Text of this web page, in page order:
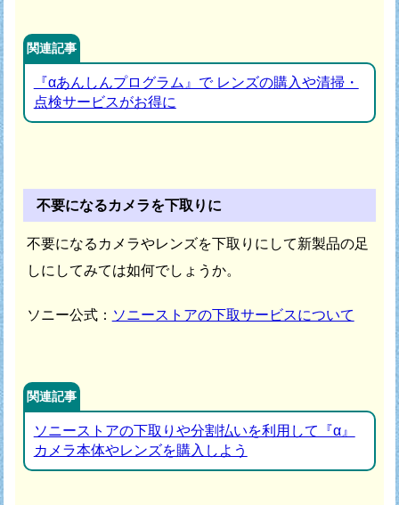
関連記事
『αあんしんプログラム』で レンズの購入や清掃・
点検サービスがお得に
不要になるカメラを下取りに
不要になるカメラやレンズを下取りにして新製品の足
しにしてみては如何でしょうか。
ソニー公式： ソニーストアの下取サービスについて
関連記事
ソニーストアの下取りや分割払いを利用して『α』
カメラ本体やレンズを購入しよう